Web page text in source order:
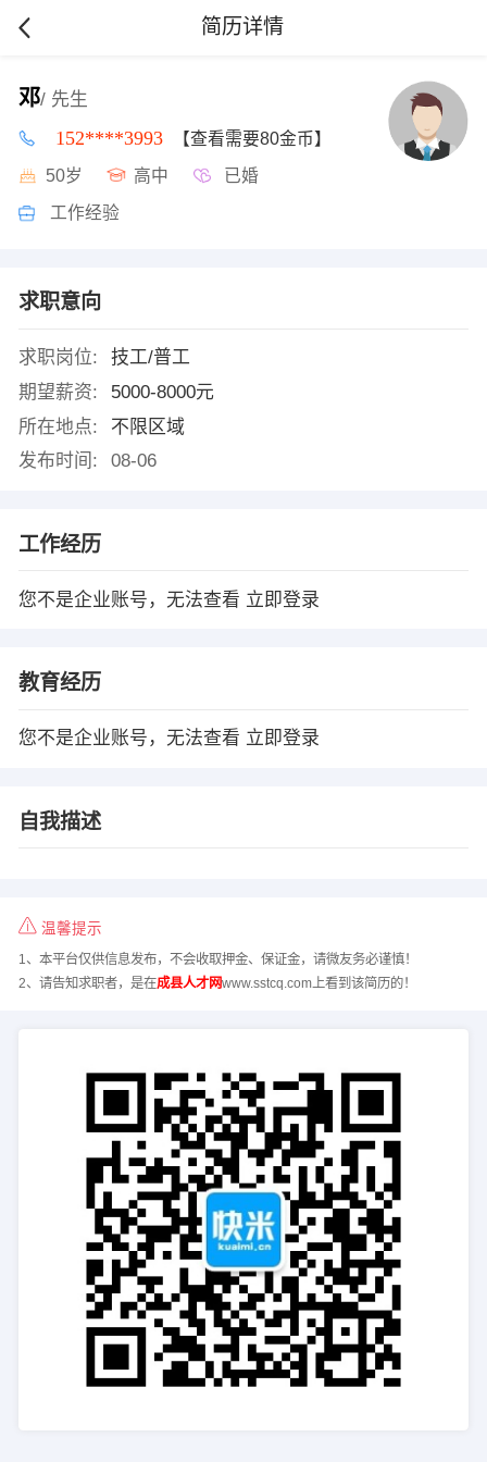
简历详情
邓/ 先生
152****3993 【查看需要80金币】
50岁 高中 已婚
工作经验
求职意向
求职岗位:
技工/普工
期望薪资:
5000-8000元
所在地点:
不限区域
发布时间:
08-06
工作经历
您不是企业账号，无法查看 立即登录
教育经历
您不是企业账号，无法查看 立即登录
自我描述
温馨提示
1、本平台仅供信息发布，不会收取押金、保证金，请微友务必谨慎！
2、请告知求职者，是在成县人才网www.sstcq.com上看到该简历的！